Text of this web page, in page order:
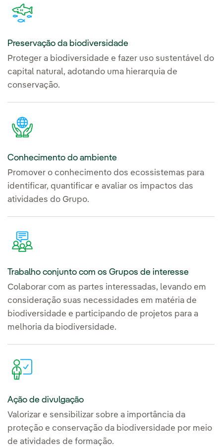
Preservação da biodiversidade
Proteger a biodiversidade e fazer uso sustentável do
capital natural, adotando uma hierarquia de
conservação.
Conhecimento do ambiente
Promover o conhecimento dos ecossistemas para
identificar, quantificar e avaliar os impactos das
atividades do Grupo.
Trabalho conjunto com os Grupos de interesse
Colaborar com as partes interessadas, levando em
consideração suas necessidades em matéria de
biodiversidade e participando de projetos para a
melhoria da biodiversidade.
Ação de divulgação
Valorizar e sensibilizar sobre a importância da
proteção e conservação da biodiversidade por meio
de atividades de formação.